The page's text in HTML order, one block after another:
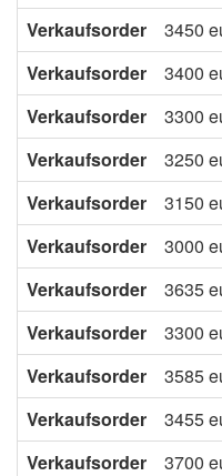
Verkaufsorder
3450
Verkaufsorder
3400
Verkaufsorder
3300
Verkaufsorder
3250
Verkaufsorder
3150
Verkaufsorder
3000
Verkaufsorder
3635
Verkaufsorder
3300
Verkaufsorder
3585
Verkaufsorder
3455
Verkaufsorder
3700